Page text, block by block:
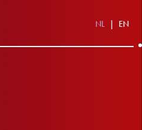
NL EN